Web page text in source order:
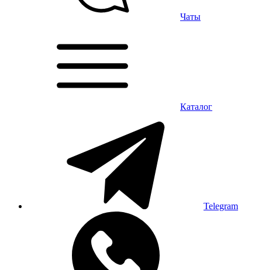
Чаты
Каталог
Telegram